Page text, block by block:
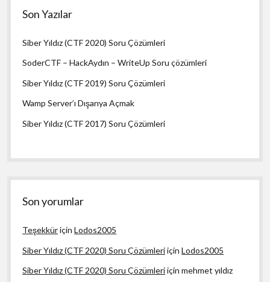
Son Yazılar
Siber Yıldız (CTF 2020) Soru Çözümleri
SoderCTF – HackAydın – WriteUp Soru çözümleri
Siber Yıldız (CTF 2019) Soru Çözümleri
Wamp Server’ı Dışarıya Açmak
Siber Yıldız (CTF 2017) Soru Çözümleri
Son yorumlar
TeşekküriçinLodos2005
Siber Yıldız (CTF 2020) Soru ÇözümleriiçinLodos2005
Siber Yıldız (CTF 2020) Soru Çözümleriiçinmehmet yıldız